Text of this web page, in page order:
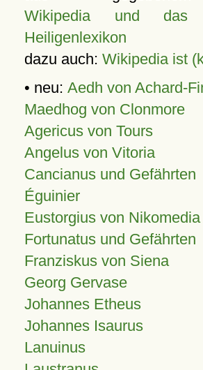
Wikipedia und das
Heiligenlexikon
dazu auch: Wikipedia ist
• neu: Aedh von Achard-
Maedhog von Clonmore
Agericus von Tours
Angelus von Vitoria
Cancianus und Gefährten
Éguinier
Eustorgius von
Fortunatus und Gefährten
Franziskus von Siena
Georg Gervase
Johannes Etheus
Johannes Isaurus
Lanuinus